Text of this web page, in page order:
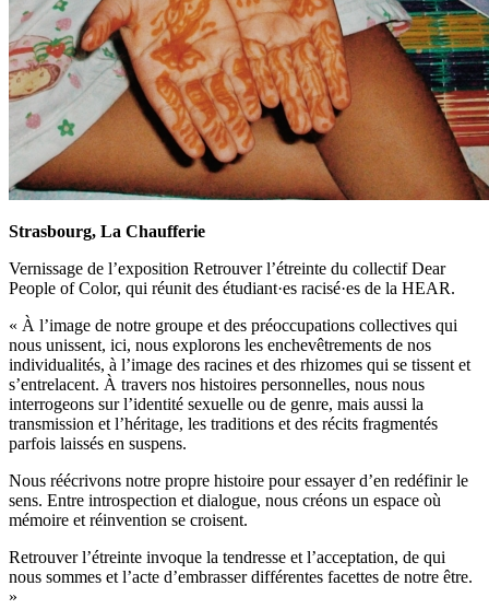
Strasbourg, La Chaufferie
Vernissage de l’exposition Retrouver l’étreinte du collectif Dear
People of Color, qui réunit des étudiant·es racisé·es de la HEAR.
« À l’image de notre groupe et des préoccupations collectives qui
nous unissent, ici, nous explorons les enchevêtrements de nos
individualités, à l’image des racines et des rhizomes qui se tissent et
s’entrelacent. À travers nos histoires personnelles, nous nous
interrogeons sur l’identité sexuelle ou de genre, mais aussi la
transmission et l’héritage, les traditions et des récits fragmentés
parfois laissés en suspens.
Nous réécrivons notre propre histoire pour essayer d’en redéfinir le
sens. Entre introspection et dialogue, nous créons un espace où
mémoire et réinvention se croisent.
Retrouver l’étreinte invoque la tendresse et l’acceptation, de qui
nous sommes et l’acte d’embrasser différentes facettes de notre être.
»